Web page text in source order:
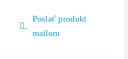
Poslať produkt
mailom